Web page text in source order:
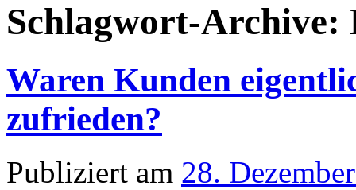
Schlagwort-Archive:
Waren Kunden
zufrieden?
Publiziert am 28.